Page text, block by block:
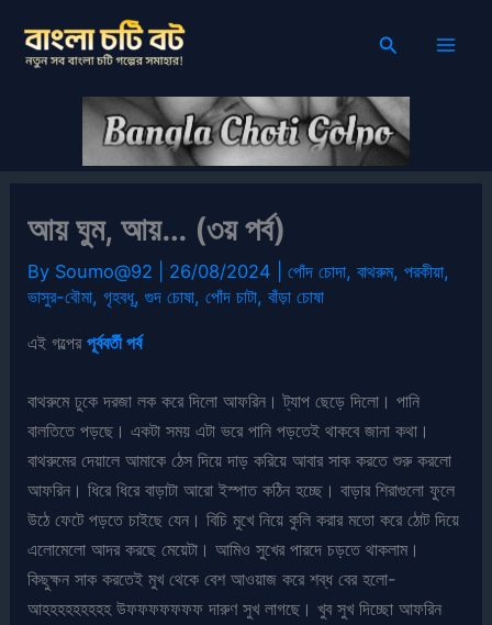
content
Search
আয় ঘুম, আয়… (৩য় পর্ব)
By Soumo@92 26/08/2024 |পোঁদ চোদা,বাথরুম,পরকীয়া,
ভাসুর-বৌমা,গৃহবধূ,গুদ চোষা,পোঁদ চাটা,বাঁড়া চোষা
এই গল্পেরপূর্ববর্তী পর্ব
বাথরুমে ঢুকে দরজা লক করে দিলো আফরিন। ট্যাপ ছেড়ে দিলো। পানি
বালতিতে পড়ছে। একটা সময় এটা ভরে পানি পড়তেই থাকবে জানা কথা।
বাথরুমের দেয়ালে আমাকে ঠেস দিয়ে দাড় করিয়ে আবার সাক করতে শুরু করলো
আফরিন। ধিরে ধিরে বাড়াটা আরো ইস্পাত কঠিন হচ্ছে। বাড়ার শিরাগুলো ফুলে
উঠে ফেটে পড়তে চাইছে যেন। বিচি মুখে নিয়ে কুলি করার মতো করে ঠোট দিয়ে
এলোমেলো আদর করছে মেয়েটা। আমিও সুখের পারদে চড়তে থাকলাম।
কিছুক্ষন সাক করতেই মুখ থেকে বেশ আওয়াজ করে শব্ধ বের হলো-
আহহহহহহহহহ উফফফফফফফ দারুণ সুখ লাগছে। খুব সুখ দিচ্ছো আফরিন